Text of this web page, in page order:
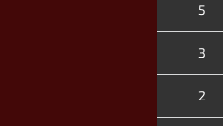
5
3
2